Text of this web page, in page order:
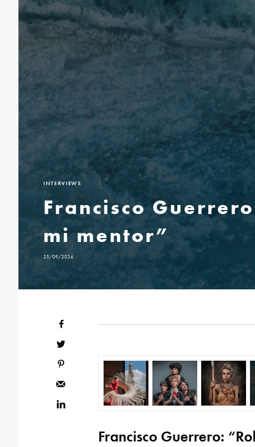
INTERVIEWS
Francisco
mi mentor”
25/09/2024
Francisco Guerrero: